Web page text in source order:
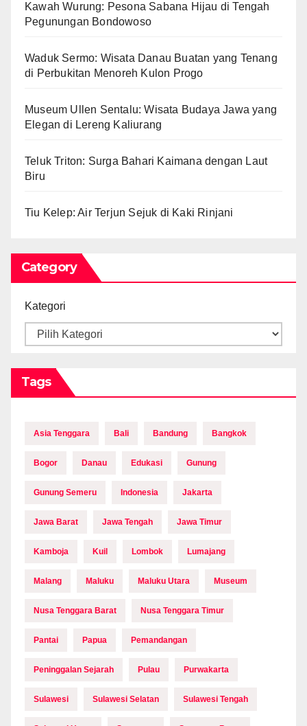
Kawah Wurung: Pesona Sabana Hijau di Tengah
Pegunungan Bondowoso
Waduk Sermo: Wisata Danau Buatan yang Tenang
di Perbukitan Menoreh Kulon Progo
Museum Ullen Sentalu: Wisata Budaya Jawa yang
Elegan di Lereng Kaliurang
Teluk Triton: Surga Bahari Kaimana dengan Laut
Biru
Tiu Kelep: Air Terjun Sejuk di Kaki Rinjani
Category
Kategori
Tags
Asia Tenggara Bali Bandung Bangkok
Bogor Danau Edukasi Gunung
Gunung Semeru Indonesia Jakarta
Jawa Barat Jawa Tengah Jawa Timur
Kamboja Kuil Lombok Lumajang
Malang Maluku Maluku Utara Museum
Nusa Tenggara Barat Nusa Tenggara Timur
Pantai Papua Pemandangan
Peninggalan Sejarah Pulau Purwakarta
Sulawesi Sulawesi Selatan Sulawesi Tengah